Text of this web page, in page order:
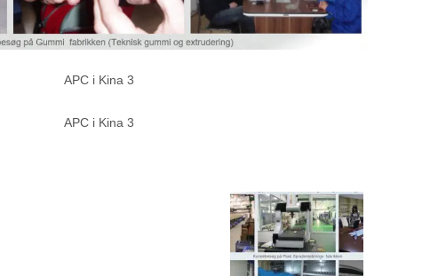
APC i Kina 3
APC i Kina 3